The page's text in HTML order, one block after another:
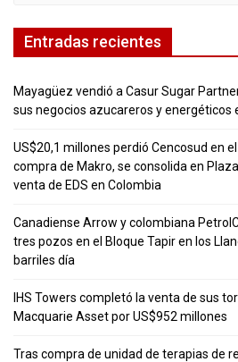
Entradas recientes
Mayagüez vendió a Casur Sugar
sus negocios azucareros y energéticos
US$20,1 millones perdió Cencosud en
compra de Makro, se consolida en
venta de EDS en Colombia
Canadiense Arrow y colombiana
tres pozos en el Bloque Tapir en los
barriles día
IHS Towers completó la venta de sus
Macquarie Asset por US$952 millones
Tras compra de unidad de terapias de